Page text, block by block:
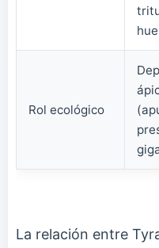
Rol ecológico
La relación entre